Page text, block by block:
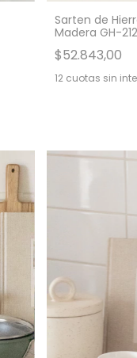
Sarten de
Madera GH-
$52.843,00
12 cuotas sin